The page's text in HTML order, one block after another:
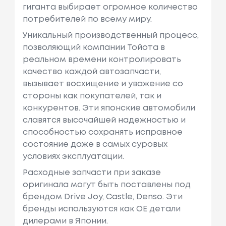
гиганта выбирает огромное количество
потребителей по всему миру.
Уникальный производственный процесс,
позволяющий компании Тойота в
реальном времени контролировать
качество каждой автозапчасти,
вызывает восхищение и уважение со
стороны как покупателей, так и
конкурентов. Эти японские автомобили
славятся высочайшей надежностью и
способностью сохранять исправное
состояние даже в самых суровых
условиях эксплуатации.
Расходные запчасти при заказе
оригинала могут быть поставлены под
брендом Drive Joy, Castle, Denso. Эти
бренды используются как ОЕ детали
дилерами в Японии.